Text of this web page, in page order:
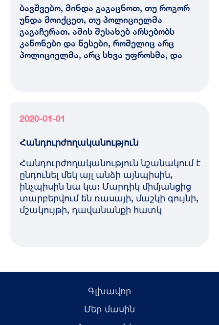
ბავშვებო, მინდა გაგაცნოთ, თუ როგორ
უნდა მოიქცეთ, თუ პოლიციელმა
გაგაჩერათ. ამის შესახებ არსებობს
კანონები და წესები, რომელიც არც
პოლიციელმა, არც სხვა უფროსმა, და
2020-01-01
Հանդուրժողականություն
Հանդուրժողականություն նշանակում է
ընդունել մեկ այլ անձի այնպիսին,
ինչպիսին նա կա: Մարդիկ միմյանցից
տարբերվում են ռասայի, մաշկի գույնի,
մշակույթի, դավանանքի հատկ
Գլխավոր
Մեր մասին